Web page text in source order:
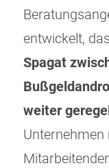
entwickelt,
Spagat
weiter
Unternehmen